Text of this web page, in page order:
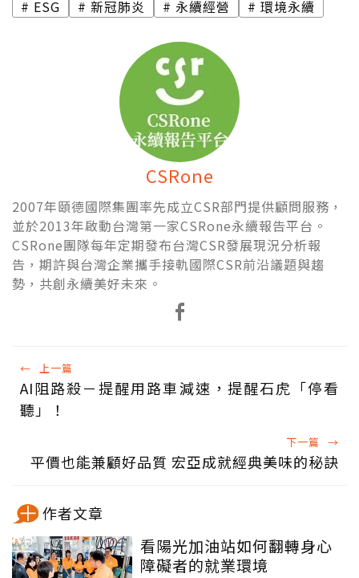
ESG 新冠肺炎 永續經營 環境永續
CSRone
2007年頤德國際集團率先成立CSR部門提供顧問服務，
並於2013年啟動台灣第一家CSRone永續報告平台。
CSRone團隊每年定期發布台灣CSR發展現況分析報
告，期許與台灣企業攜手接軌國際CSR前沿議題與趨
勢，共創永續美好未來。
← 上一篇
AI阻路殺－提醒用路車減速，提醒石虎「停看
聽」！
下一篇 →
平價也能兼顧好品質 宏亞成就經典美味的秘訣
作者文章
看陽光加油站如何翻轉身心
障礙者的就業環境